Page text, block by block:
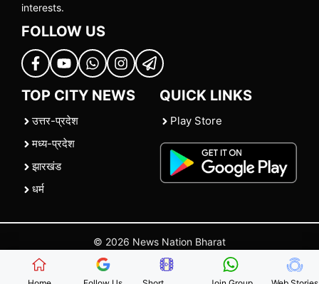
interests.
FOLLOW US
TOP CITY NEWS
उत्तर-प्रदेश
मध्य-प्रदेश
झारखंड
धर्म
QUICK LINKS
Play Store
© 2026 News Nation Bharat
Home| |Contact Us |Policies Terms and Conditions